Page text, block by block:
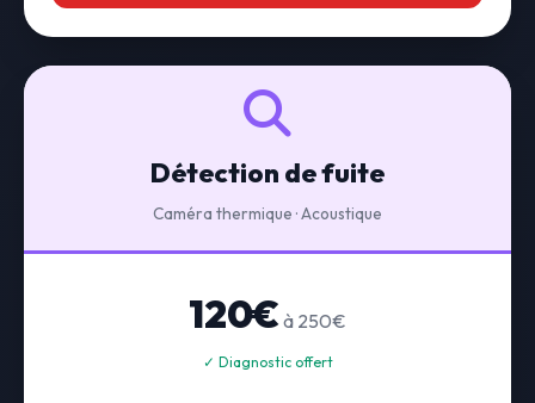
Détection de fuite
Caméra thermique · Acoustique
120€ à 250€
✓ Diagnostic offert